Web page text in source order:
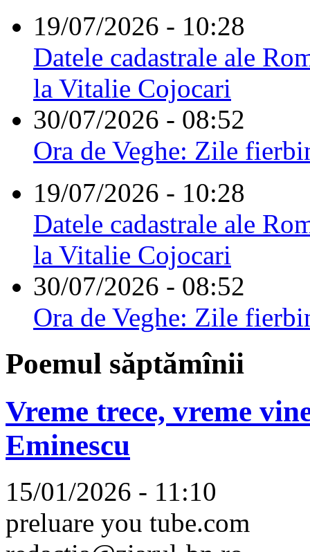
19/07/2026 - 10:28
Datele cadastrale ale
la Vitalie Cojocari
30/07/2026 - 08:52
Ora de Veghe: Zile
19/07/2026 - 10:28
Datele cadastrale ale
la Vitalie Cojocari
30/07/2026 - 08:52
Ora de Veghe: Zile
Poemul săptămînii
Vreme trece, vreme
Eminescu
15/01/2026 - 11:10
preluare you tube.com